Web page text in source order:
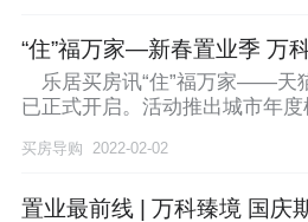
“住”福万家—新春置业季 万
乐居买房讯“住”福万家——天
已正式开启。活动推出城市年
买房导购 2022-02-02
置业最前线 | 万科臻境 国庆期间推出10多套特价